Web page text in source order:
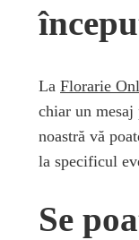
La Florarie
chiar un
noastră vă
la specificul
Se